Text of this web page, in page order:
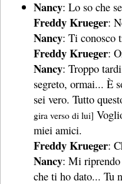
Nancy: Lo so che
Freddy Krueger:
Nancy: Ti conosco
Freddy Krueger:
Nancy: Troppo
segreto, ormai... È
sei vero. Tutto
gira verso di lui]
miei amici.
Freddy Krueger:
Nancy: Mi
che ti ho dato... Tu